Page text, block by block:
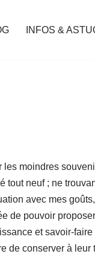
INFOS &
moindres
tout neuf ; ne
avec mes
de pouvoir
et savoir-
de conserver à leur